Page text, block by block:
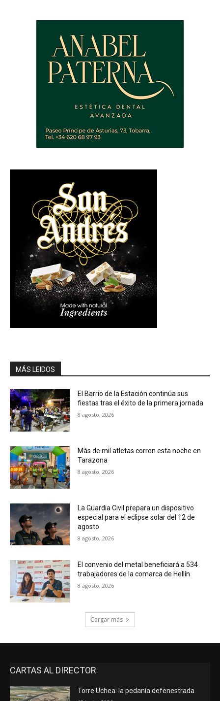
MÁS LEIDOS
El Barrio de la Estación continúa sus
fiestas tras el éxito de la primera jornada
8 agosto, 2026
Más de mil atletas corren esta noche en
Tarazona
8 agosto, 2026
La Guardia Civil prepara un dispositivo
especial para el eclipse solar del 12 de
agosto
8 agosto, 2026
El convenio del metal beneficiará a 534
trabajadores de la comarca de Hellín
8 agosto, 2026
Cargar más
CARTAS AL DIRECTOR
Torre Uchea: la pedanía defenestrada